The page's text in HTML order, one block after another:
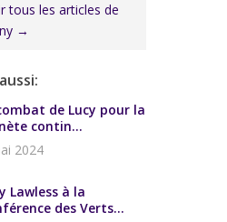
tous les articles de
→
de Lucy pour la
contin...
2024
Lawless à la
des Verts...